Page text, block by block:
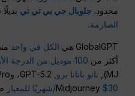
محدود. جلوبال جي بي تي تي بديلًا
الصارمة.
GlobalGPT هي الكل في واحد
أكثر من 100 موديل من الدرجة الأولى
MJ),
نانو بانانا برو,
Midjourney $30/شهريًا للمعيار